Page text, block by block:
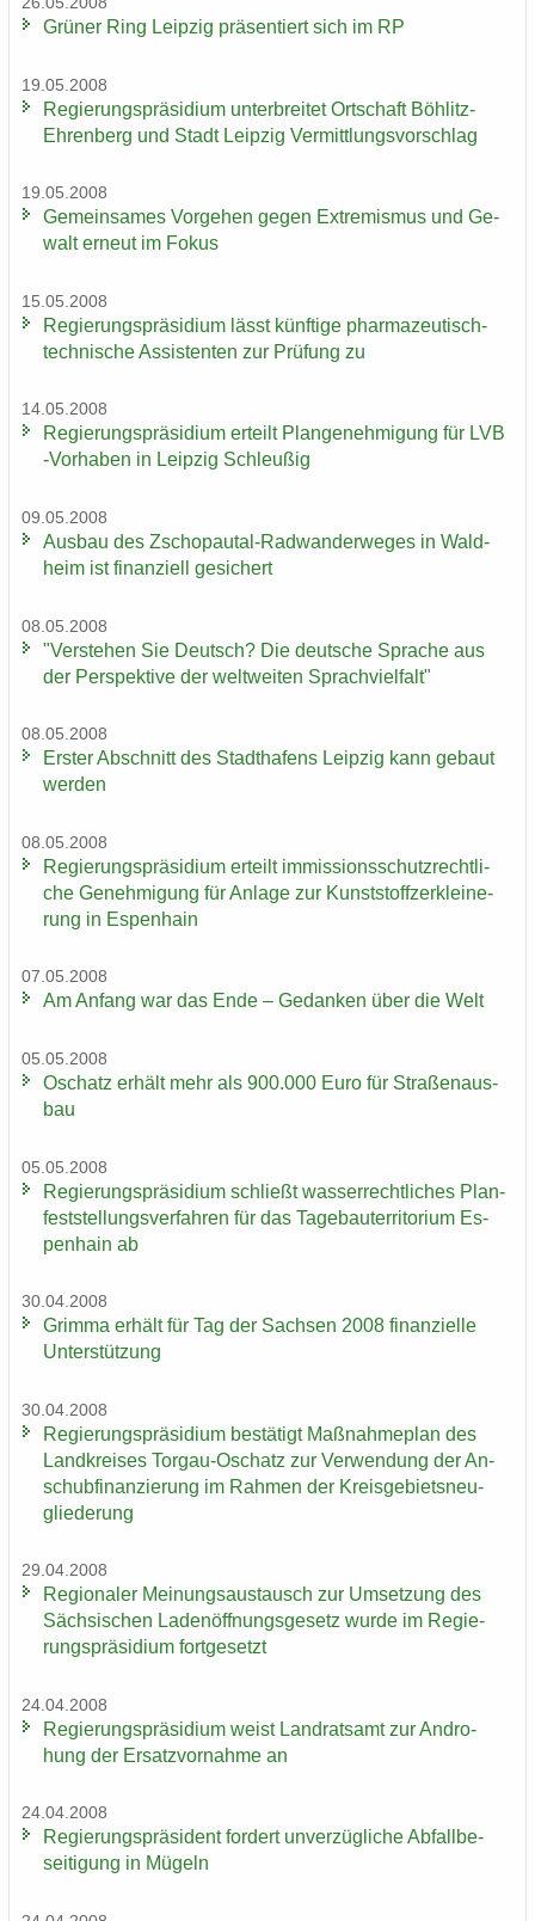
Grü­ner Ring Leip­zig prä­sen­tiert sich im RP
19.05.2008
Re­gie­rungs­prä­si­di­um un­ter­brei­tet Ort­schaft Böhlitz-​
Ehrenberg und Stadt Leip­zig Ver­mitt­lungs­vor­schlag
19.05.2008
Ge­mein­sa­mes Vor­ge­hen gegen Ex­tre­mis­mus und Ge­
walt er­neut im Fokus
15.05.2008
Re­gie­rungs­prä­si­di­um lässt künf­ti­ge pharmazeutisch-​
technische As­sis­ten­ten zur Prü­fung zu
14.05.2008
Re­gie­rungs­prä­si­di­um er­teilt Plan­ge­neh­mi­gung für LVB
-​Vorhaben in Leip­zig Schleu­ßig
09.05.2008
Aus­bau des Zschopautal-​Radwanderweges in Wald­
heim ist fi­nan­zi­ell ge­si­chert
08.05.2008
"Ver­ste­hen Sie Deutsch? Die deut­sche Spra­che aus
der Per­spek­ti­ve der welt­wei­ten Sprach­viel­falt"
08.05.2008
Ers­ter Ab­schnitt des Stadt­ha­fens Leip­zig kann ge­baut
wer­den
08.05.2008
Re­gie­rungs­prä­si­di­um er­teilt im­mis­si­ons­schutz­recht­li­
che Ge­neh­mi­gung für An­la­ge zur Kunst­stoff­zer­klei­ne­
rung in Es­pen­hain
07.05.2008
Am An­fang war das Ende – Ge­dan­ken über die Welt
05.05.2008
Oschatz er­hält mehr als 900.000 Euro für Stra­ßen­aus­
bau
05.05.2008
Re­gie­rungs­prä­si­di­um schließt was­ser­recht­li­ches Plan­
fest­stel­lungs­ver­fah­ren für das Ta­ge­bau­ter­ri­to­ri­um Es­
pen­hain ab
30.04.2008
Grim­ma er­hält für Tag der Sach­sen 2008 fi­nan­zi­el­le
Un­ter­stüt­zung
30.04.2008
Re­gie­rungs­prä­si­di­um be­stä­tigt Maß­nah­me­plan des
Land­krei­ses Torgau-​Oschatz zur Ver­wen­dung der An­
schub­fi­nan­zie­rung im Rah­men der Kreis­ge­biets­neu­
glie­de­rung
29.04.2008
Re­gio­na­ler Mei­nungs­aus­tausch zur Um­set­zung des
Säch­si­schen La­den­öff­nungs­ge­setz wurde im Re­gie­
rungs­prä­si­di­um fort­ge­setzt
24.04.2008
Re­gie­rungs­prä­si­di­um weist Land­rats­amt zur An­dro­
hung der Er­satz­vor­nah­me an
24.04.2008
Re­gie­rungs­prä­si­dent for­dert un­ver­züg­li­che Ab­fall­be­
sei­ti­gung in Mü­geln